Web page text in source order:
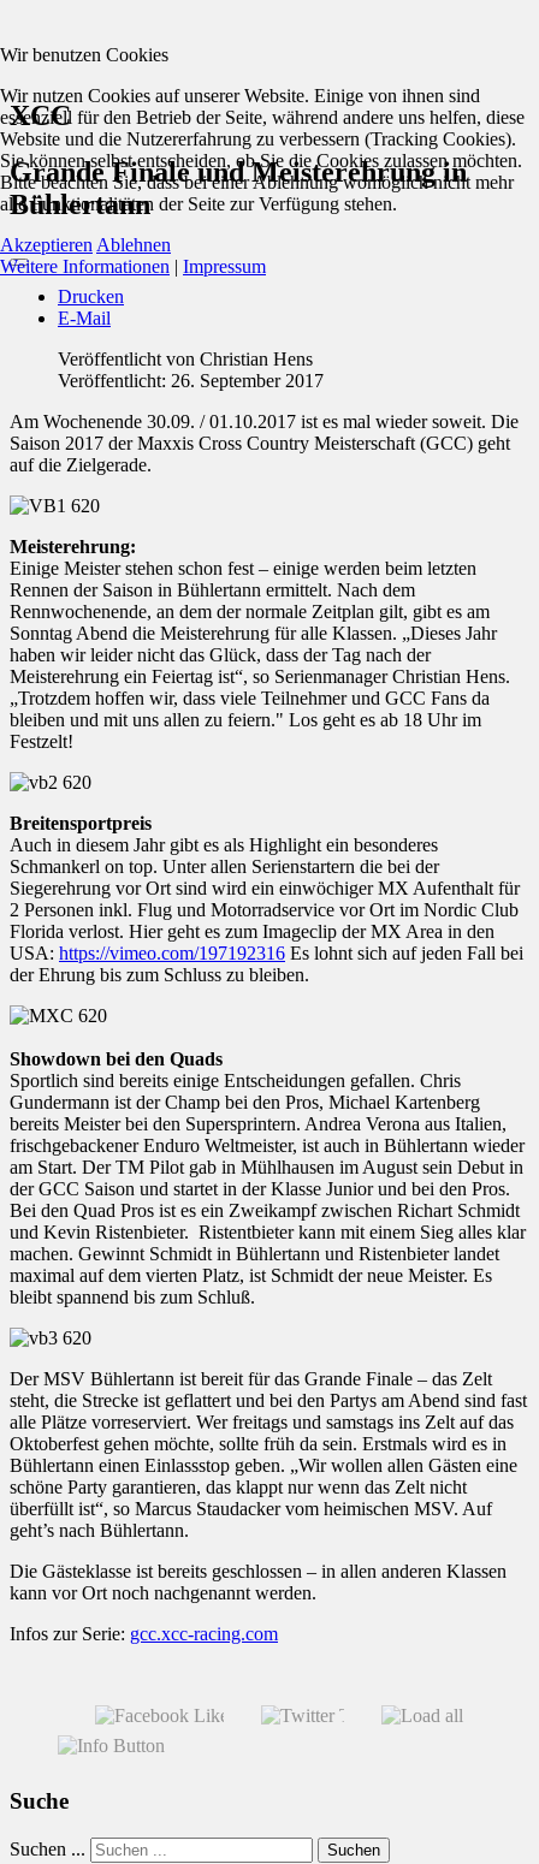
XCC
Grande Finale und Meisterehrung in
Bühlertann
Drucken
E-Mail
Veröffentlicht von Christian Hens
Veröffentlicht: 26. September 2017
Am Wochenende 30.09. / 01.10.2017 ist es mal wieder soweit. Die
Saison 2017 der Maxxis Cross Country Meisterschaft (GCC) geht
auf die Zielgerade.
Meisterehrung:
Einige Meister stehen schon fest – einige werden beim letzten
Rennen der Saison in Bühlertann ermittelt. Nach dem
Rennwochenende, an dem der normale Zeitplan gilt, gibt es am
Sonntag Abend die Meisterehrung für alle Klassen. „Dieses Jahr
haben wir leider nicht das Glück, dass der Tag nach der
Meisterehrung ein Feiertag ist“, so Serienmanager Christian Hens.
„Trotzdem hoffen wir, dass viele Teilnehmer und GCC Fans da
bleiben und mit uns allen zu feiern." Los geht es ab 18 Uhr im
Festzelt!
Breitensportpreis
Auch in diesem Jahr gibt es als Highlight ein besonderes
Schmankerl on top. Unter allen Serienstartern die bei der
Siegerehrung vor Ort sind wird ein einwöchiger MX Aufenthalt für
2 Personen inkl. Flug und Motorradservice vor Ort im Nordic Club
Florida verlost. Hier geht es zum Imageclip der MX Area in den
USA: https://vimeo.com/197192316 Es lohnt sich auf jeden Fall bei
der Ehrung bis zum Schluss zu bleiben.
Showdown bei den Quads
Sportlich sind bereits einige Entscheidungen gefallen. Chris
Gundermann ist der Champ bei den Pros, Michael Kartenberg
bereits Meister bei den Supersprintern. Andrea Verona aus Italien,
frischgebackener Enduro Weltmeister, ist auch in Bühlertann wieder
am Start. Der TM Pilot gab in Mühlhausen im August sein Debut in
der GCC Saison und startet in der Klasse Junior und bei den Pros.
Bei den Quad Pros ist es ein Zweikampf zwischen Richart Schmidt
und Kevin Ristenbieter. Ristentbieter kann mit einem Sieg alles klar
machen. Gewinnt Schmidt in Bühlertann und Ristenbieter landet
maximal auf dem vierten Platz, ist Schmidt der neue Meister. Es
bleibt spannend bis zum Schluß.
Der MSV Bühlertann ist bereit für das Grande Finale – das Zelt
steht, die Strecke ist geflattert und bei den Partys am Abend sind fast
alle Plätze vorreserviert. Wer freitags und samstags ins Zelt auf das
Oktoberfest gehen möchte, sollte früh da sein. Erstmals wird es in
Bühlertann einen Einlassstop geben. „Wir wollen allen Gästen eine
schöne Party garantieren, das klappt nur wenn das Zelt nicht
überfüllt ist“, so Marcus Staudacker vom heimischen MSV. Auf
geht’s nach Bühlertann.
Die Gästeklasse ist bereits geschlossen – in allen anderen Klassen
kann vor Ort noch nachgenannt werden.
Infos zur Serie: gcc.xcc-racing.com
Suche
Suchen ... Suchen
Wir benutzen Cookies
Wir nutzen Cookies auf unserer Website. Einige von ihnen sind
essenziell für den Betrieb der Seite, während andere uns helfen, diese
Website und die Nutzererfahrung zu verbessern (Tracking Cookies).
Sie können selbst entscheiden, ob Sie die Cookies zulassen möchten.
Bitte beachten Sie, dass bei einer Ablehnung womöglich nicht mehr
alle Funktionalitäten der Seite zur Verfügung stehen.
Akzeptieren Ablehnen
Weitere Informationen | Impressum